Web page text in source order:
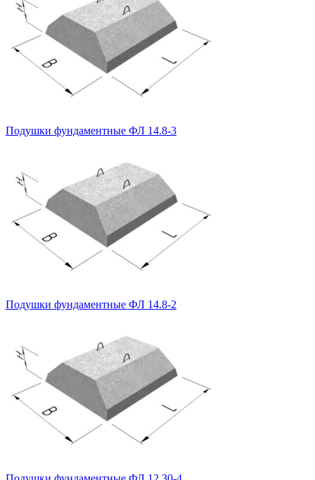
Подушки фундаментные ФЛ 14.8-3
Подушки фундаментные ФЛ 14.8-2